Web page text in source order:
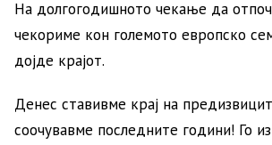
На долгогодишното чекање да
чекориме кон големото европско
дојде крајот.
Денес ставивме крај на
соочувавме последните години! Го